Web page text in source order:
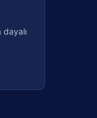
dayalı